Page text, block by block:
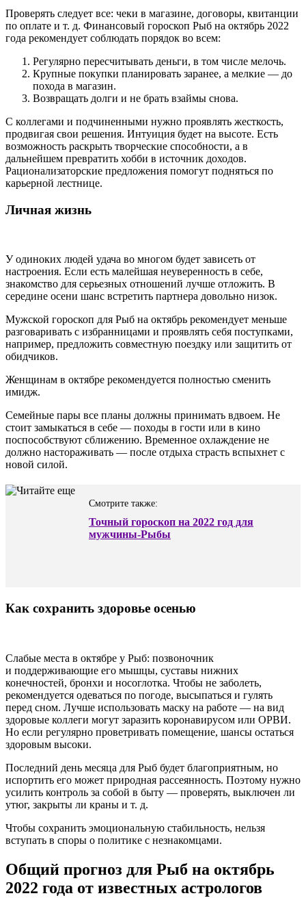
Проверять следует все: чеки в магазине, договоры, квитанции
по оплате и т. д. Финансовый гороскоп Рыб на октябрь 2022
года рекомендует соблюдать порядок во всем:
Регулярно пересчитывать деньги, в том числе мелочь.
Крупные покупки планировать заранее, а мелкие — до
похода в магазин.
Возвращать долги и не брать взаймы снова.
С коллегами и подчиненными нужно проявлять жесткость,
продвигая свои решения. Интуиция будет на высоте. Есть
возможность раскрыть творческие способности, а в
дальнейшем превратить хобби в источник доходов.
Рационализаторские предложения помогут подняться по
карьерной лестнице.
Личная жизнь
У одиноких людей удача во многом будет зависеть от
настроения. Если есть малейшая неуверенность в себе,
знакомство для серьезных отношений лучше отложить. В
середине осени шанс встретить партнера довольно низок.
Мужской гороскоп для Рыб на октябрь рекомендует меньше
разговаривать с избранницами и проявлять себя поступками,
например, предложить совместную поездку или защитить от
обидчиков.
Женщинам в октябре рекомендуется полностью сменить
имидж.
Семейные пары все планы должны принимать вдвоем. Не
стоит замыкаться в себе — походы в гости или в кино
поспособствуют сближению. Временное охлаждение не
должно настораживать — после отдыха страсть вспыхнет с
новой силой.
Смотрите также:
Точный гороскоп на 2022 год для
мужчины-Рыбы
Как сохранить здоровье осенью
Слабые места в октябре у Рыб: позвоночник
и поддерживающие его мышцы, суставы нижних
конечностей, бронхи и носоглотка. Чтобы не заболеть,
рекомендуется одеваться по погоде, высыпаться и гулять
перед сном. Лучше использовать маску на работе — на вид
здоровые коллеги могут заразить коронавирусом или ОРВИ.
Но если регулярно проветривать помещение, шансы остаться
здоровым высоки.
Последний день месяца для Рыб будет благоприятным, но
испортить его может природная рассеянность. Поэтому нужно
усилить контроль за собой в быту — проверять, выключен ли
утюг, закрыты ли краны и т. д.
Чтобы сохранить эмоциональную стабильность, нельзя
вступать в споры о политике с незнакомцами.
Общий прогноз для Рыб на октябрь
2022 года от известных астрологов